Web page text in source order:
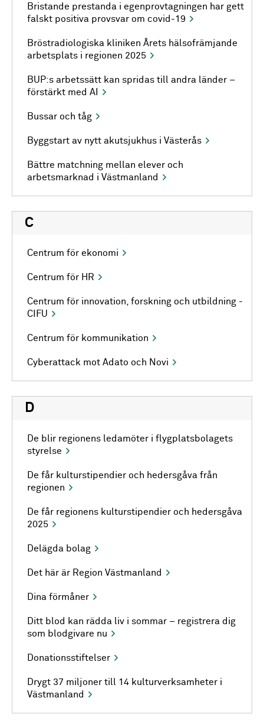
Bristande prestanda i egenprovtagningen har gett
falskt positiva provsvar om covid-19
Bröstradiologiska kliniken Årets hälsofrämjande
arbetsplats i regionen 2025
BUP:s arbetssätt kan spridas till andra länder –
förstärkt med AI
Bussar och tåg
Byggstart av nytt akutsjukhus i Västerås
Bättre matchning mellan elever och
arbetsmarknad i Västmanland
C
Centrum för ekonomi
Centrum för HR
Centrum för innovation, forskning och utbildning -
CIFU
Centrum för kommunikation
Cyberattack mot Adato och Novi
D
De blir regionens ledamöter i flygplatsbolagets
styrelse
De får kulturstipendier och hedersgåva från
regionen
De får regionens kulturstipendier och hedersgåva
2025
Delägda bolag
Det här är Region Västmanland
Dina förmåner
Ditt blod kan rädda liv i sommar – registrera dig
som blodgivare nu
Donationsstiftelser
Drygt 37 miljoner till 14 kulturverksamheter i
Västmanland